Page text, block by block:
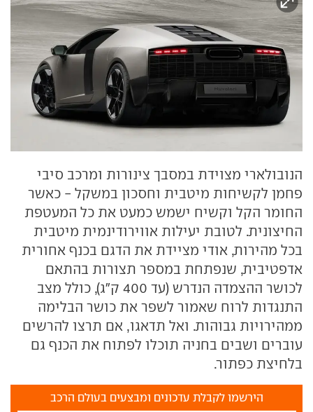
הנובולארי מצוידת במסבך צינורות ומרכב סיבי
פחמן לקשיחות מיטבית וחסכון במשקל - כאשר
החומר הקל וקשיח ישמש כמעט את כל המעטפת
החיצונית. לטובת יעילות אווירודינמית מיטבית
בכל מהירות, אודי מציידת את הדגם בכנף אחורית
אדפטיבית, שנפתחת במספר תצורות בהתאם
לכושר ההצמדה הנדרש (עד 400 ק"ג), כולל מצב
התנגדות לרוח שאמור לשפר את כושר הבלימה
ממהירויות גבוהות. ואל תדאגו, אם תרצו להרשים
עוברים ושבים בחניה תוכלו לפתוח את הכנף גם
בלחיצת כפתור.
הירשמו לקבלת עדכונים ומבצעים בעולם הרכב